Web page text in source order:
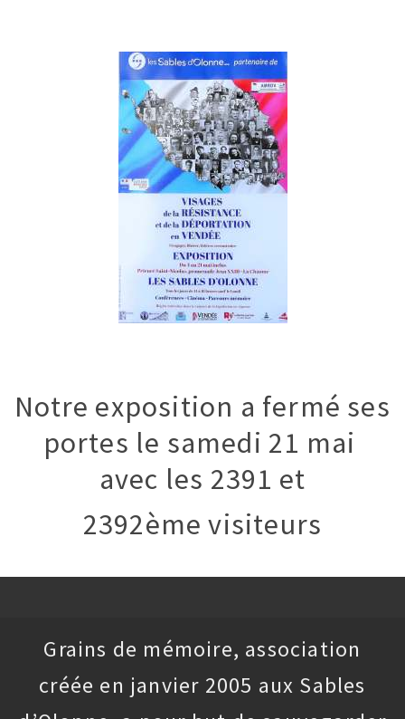
Notre exposition a fermé ses
portes le samedi 21 mai
avec les 2391 et
2392ème visiteurs
Grains de mémoire, association
créée en janvier 2005 aux Sables